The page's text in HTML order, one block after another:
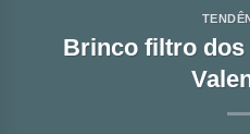
Brinco filtro